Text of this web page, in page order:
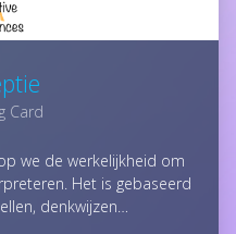
Card
we de werkelijkheid om
Het is gebaseerd
denkwijzen…